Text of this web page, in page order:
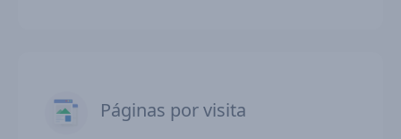
Páginas por visita